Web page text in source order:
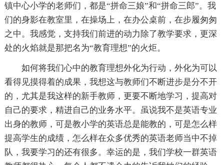
镇中心小学的老师们，都是“拼命三娘”和“拼命三郎”。我
们的身影在教室里，在操场上，在办公桌前，在步履匆匆
之中。我感觉，支持我们前进的动力除了教学要求，更深
处的火焰就是那把名为“教育理想”的火炬。
如何将我们心中的教育理想外化为行动，外化为可以
看得见摸得着的成果，我想这与教师们不断进步是分不开
的，尤其是我这样的新手教师，更要不断地学习，提高对
自己的要求，精进自己的业务水平。虽说我不是英语专业
出身的教师，可是教小学的英语总是能教的，可是怎么样
提高学生的成绩，怎么样在众多优秀的英语老师当中不掉
队，我要学习的还有很多。幸运的是，我们学校一群英语